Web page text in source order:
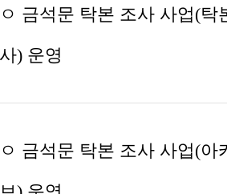
ㅇ 금석문 탁본 조사 사업(탁
사) 운영
ㅇ 금석문 탁본 조사 사업(아